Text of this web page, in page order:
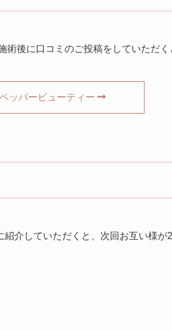
後に口コミのご投稿をしていただ
ッパービューティー
介していただくと、次回お互い様が